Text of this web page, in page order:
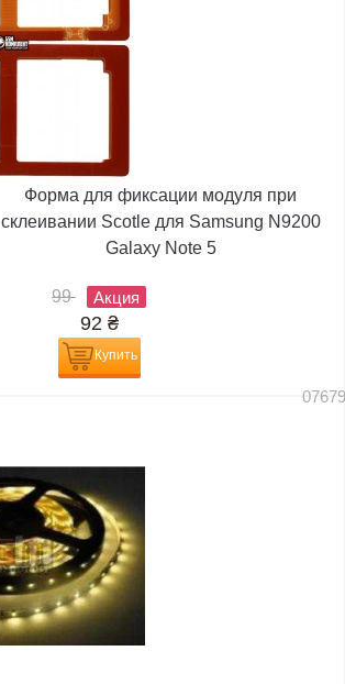
Форма для фиксации модуля при
склеивании Scotle для Samsung N9200
Galaxy Note 5
99 Акция
92 ₴
Купить